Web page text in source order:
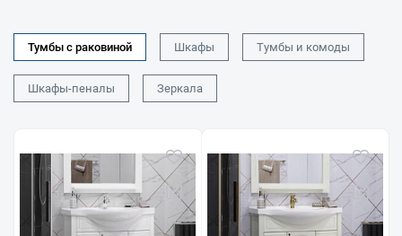
Тумбы с раковиной Шкафы Тумбы и комоды
Шкафы-пеналы Зеркала